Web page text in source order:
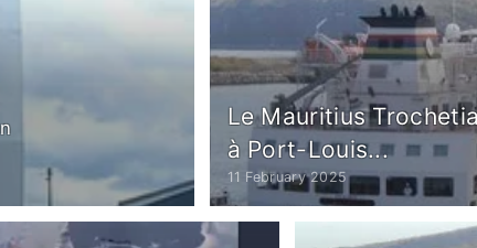
Le Mauritius
à Port-Louis...
11 February 2025